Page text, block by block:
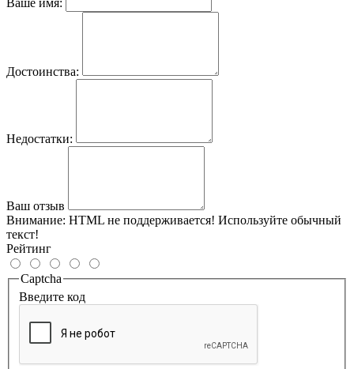
Достоинства:
Недостатки:
Ваш отзыв
Внимание: HTML не поддерживается! Используйте обычный
текст!
Рейтинг
Captcha
Введите код